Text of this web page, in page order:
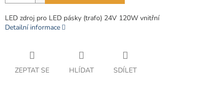
LED zdroj pro LED pásky (trafo) 24V 120W vnitřní
Detailní informace
ZEPTAT SE HLÍDAT SDÍLET